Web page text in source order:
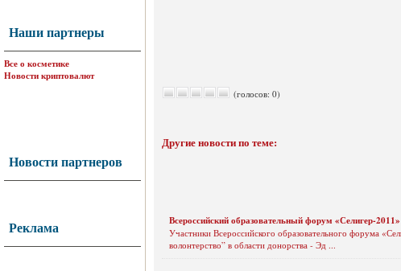
Наши партнеры
Все о косметике
Новости криптовалют
Новости партнеров
Реклама
(голосов: 0)
Другие новости по теме:
Всероссийский образовательный форум «Селигер-2011»
Участники Всероссийского образовательного форума
волонтерство” в области донорства - Эд ...